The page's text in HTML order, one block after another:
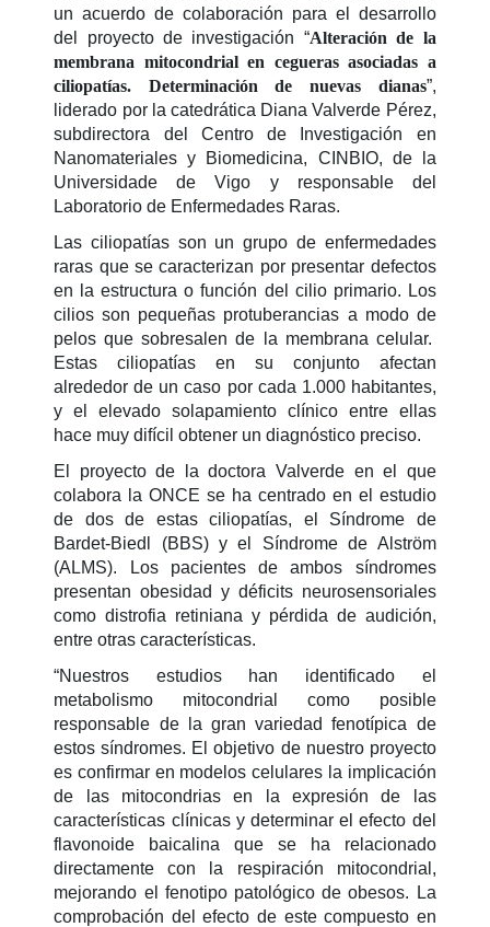
un acuerdo de colaboración para el desarrollo
del proyecto de investigación “Alteración de la
membrana mitocondrial en cegueras asociadas a
ciliopatías. Determinación de nuevas dianas”,
liderado por la catedrática Diana Valverde Pérez,
subdirectora del Centro de Investigación en
Nanomateriales y Biomedicina, CINBIO, de la
Universidade de Vigo y responsable del
Laboratorio de Enfermedades Raras.
Las ciliopatías son un grupo de enfermedades
raras que se caracterizan por presentar defectos
en la estructura o función del cilio primario. Los
cilios son pequeñas protuberancias a modo de
pelos que sobresalen de la membrana celular.
Estas ciliopatías en su conjunto afectan
alrededor de un caso por cada 1.000 habitantes,
y el elevado solapamiento clínico entre ellas
hace muy difícil obtener un diagnóstico preciso.
El proyecto de la doctora Valverde en el que
colabora la ONCE se ha centrado en el estudio
de dos de estas ciliopatías, el Síndrome de
Bardet-Biedl (BBS) y el Síndrome de Alström
(ALMS). Los pacientes de ambos síndromes
presentan obesidad y déficits neurosensoriales
como distrofia retiniana y pérdida de audición,
entre otras características.
“Nuestros estudios han identificado el
metabolismo mitocondrial como posible
responsable de la gran variedad fenotípica de
estos síndromes. El objetivo de nuestro proyecto
es confirmar en modelos celulares la implicación
de las mitocondrias en la expresión de las
características clínicas y determinar el efecto del
flavonoide baicalina que se ha relacionado
directamente con la respiración mitocondrial,
mejorando el fenotipo patológico de obesos. La
comprobación del efecto de este compuesto en